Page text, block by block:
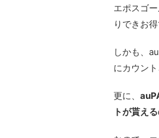
エポスゴ
りできお
しかも、
にカウン
更に、
トが貰え